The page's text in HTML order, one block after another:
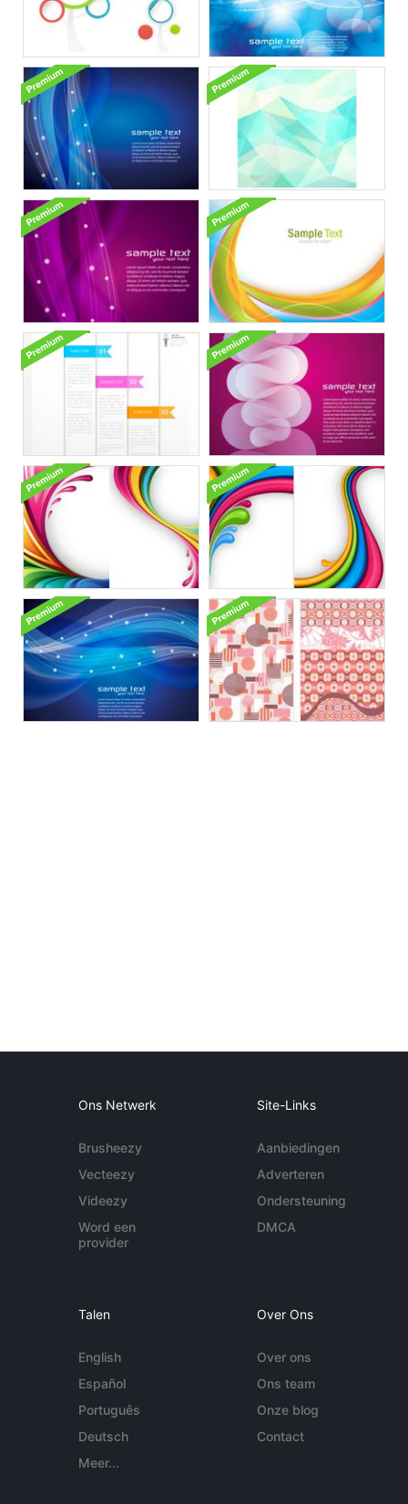
Ons Netwerk
Brusheezy
Vecteezy
Videezy
Word een
provider
Site-Links
Aanbiedingen
Adverteren
Ondersteuning
DMCA
Talen
English
Español
Português
Deutsch
Meer...
Over Ons
Over ons
Ons team
Onze blog
Contact